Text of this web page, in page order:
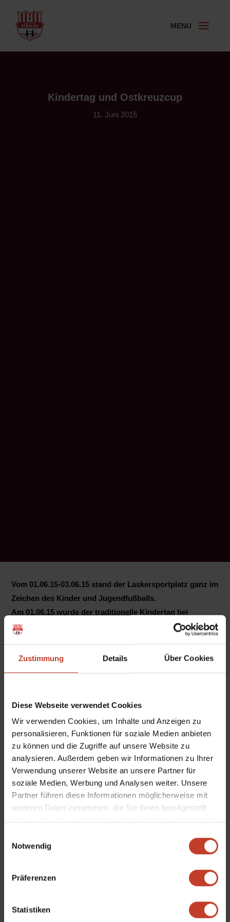
Zustimmung Details Über Cookies
Diese Webseite verwendet Cookies
Wir verwenden Cookies, um Inhalte und Anzeigen zu
personalisieren, Funktionen für soziale Medien anbieten
zu können und die Zugriffe auf unsere Website zu
analysieren. Außerdem geben wir Informationen zu Ihrer
Verwendung unserer Website an unsere Partner für
soziale Medien, Werbung und Analysen weiter. Unsere
Partner führen diese Informationen möglicherweise mit
weiteren Daten zusammen, die Sie ihnen bereitgestellt
Notwendig
Präferenzen
Statistiken
Kindertag und Ostkreuzcup
11. Juni 2015
Vom 01.06.15-03.06.15 stand der Laskersportplatz ganz im
Zeichen des Kinder und Jugendfußballs.
Am 01.06.15 wurde der traditionelle Kindertag bei
Berolina Stralau gefeiert.
gut mit uns. Bei Dauerregen fanden trotzdem erstaunlich
Am 02.06.15 wurde nun schon zum 4 x der Ostkreuzcup
für Grundschulen ausgerichtet. Mit 12 teilnehmenden
Mannschaften konnten wir in diesen Jahr ein
Rekordstarterfeld vorweisen.
Spannende Spiele, viele Tore und strahlenden
sich in einem spannenden Finale die Thalia Grundschule
aus Stralau durch und konnte den Siegerpokal